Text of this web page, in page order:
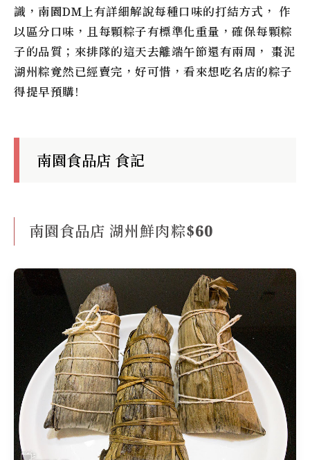
識，南園DM上有詳細解說每種口味的打結方式， 作
以區分口味，且每顆粽子有標準化重量，確保每顆粽
子的品質；來排隊的這天去離端午節還有兩周， 棗泥
湖州粽竟然已經賣完，好可惜，看來想吃名店的粽子
得提早預購!
南園食品店 食記
南園食品店 湖州鮮肉粽$60